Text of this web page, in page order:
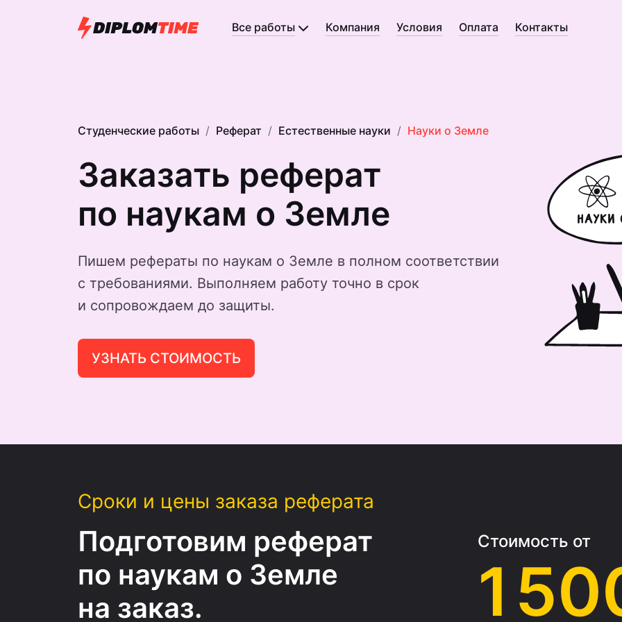
Все работы Компания Условия Оплата Контакты
Студенческие работы Реферат Естественные науки Науки о Земле
Заказать реферат
по наукам о Земле
Пишем рефераты по наукам о Земле в полном соответствии
с требованиями. Выполняем работу точно в срок
и сопровождаем до защиты.
УЗНАТЬ СТОИМОСТЬ
Сроки и цены заказа реферата
Подготовим реферат
по наукам о Земле
на заказ.
Стоимость от
1